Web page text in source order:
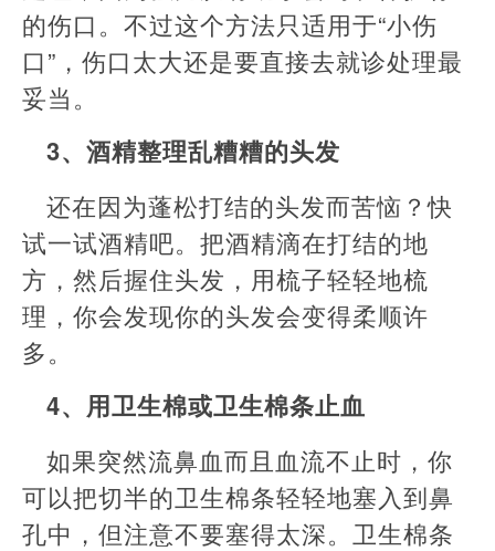
的伤口。不过这个方法只适用于“小伤
口”，伤口太大还是要直接去就诊处理最
妥当。
3、酒精整理乱糟糟的头发
还在因为蓬松打结的头发而苦恼？快
试一试酒精吧。把酒精滴在打结的地
方，然后握住头发，用梳子轻轻地梳
理，你会发现你的头发会变得柔顺许
多。
4、用卫生棉或卫生棉条止血
如果突然流鼻血而且血流不止时，你
可以把切半的卫生棉条轻轻地塞入到鼻
孔中，但注意不要塞得太深。卫生棉条